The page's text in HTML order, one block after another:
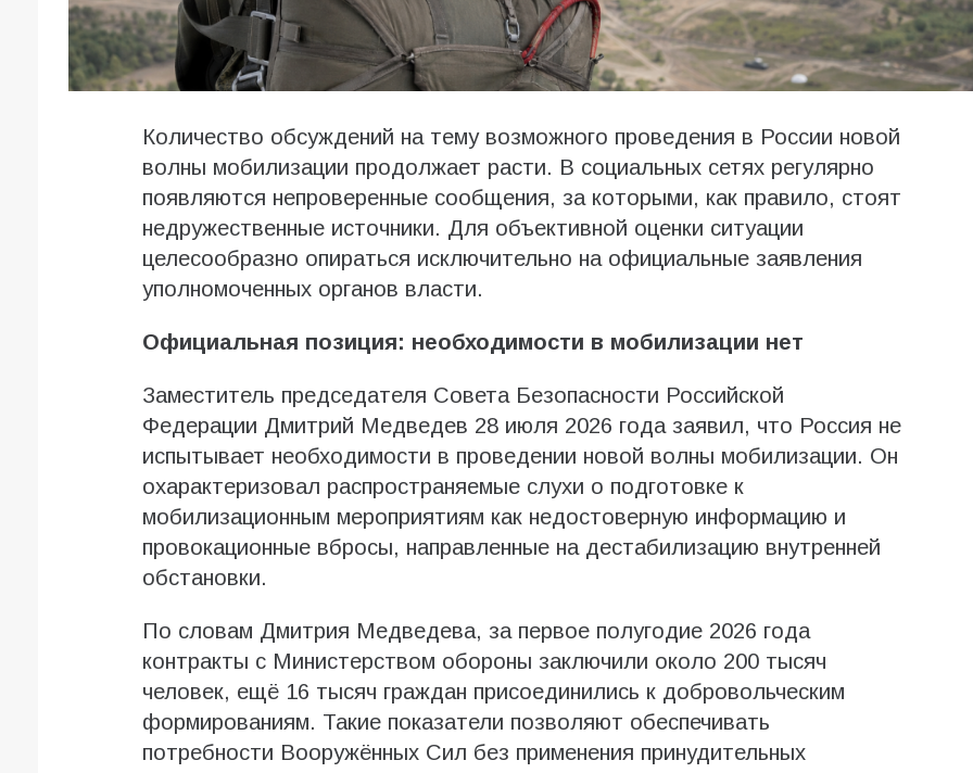
Количество обсуждений на тему возможного проведения в России новой
волны мобилизации продолжает расти. В социальных сетях регулярно
появляются непроверенные сообщения, за которыми, как правило, стоят
недружественные источники. Для объективной оценки ситуации
целесообразно опираться исключительно на официальные заявления
уполномоченных органов власти.
Официальная позиция: необходимости в мобилизации нет
Заместитель председателя Совета Безопасности Российской
Федерации Дмитрий Медведев 28 июля 2026 года заявил, что Россия не
испытывает необходимости в проведении новой волны мобилизации. Он
охарактеризовал распространяемые слухи о подготовке к
мобилизационным мероприятиям как недостоверную информацию и
провокационные вбросы, направленные на дестабилизацию внутренней
обстановки.
По словам Дмитрия Медведева, за первое полугодие 2026 года
контракты с Министерством обороны заключили около 200 тысяч
человек, ещё 16 тысяч граждан присоединились к добровольческим
формированиям. Такие показатели позволяют обеспечивать
потребности Вооружённых Сил без применения принудительных